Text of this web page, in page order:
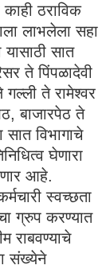
ठराविक
लाभलेला सहा
यासाठी सात
ते पिंपळादेवी
गल्ली ते रामेश्वर
बाजारपेठ ते
विभागाचे
घेणारा
आहे.
स्वच्छता
ग्रुप करण्यात
राबवण्याचे
संख्येने